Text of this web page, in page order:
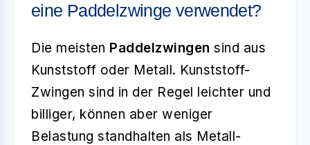
eine Paddelzwinge verwendet?
Die meisten Paddelzwingen sind aus
Kunststoff oder Metall. Kunststoff-
Zwingen sind in der Regel leichter und
billiger, können aber weniger
Belastung standhalten als Metall-